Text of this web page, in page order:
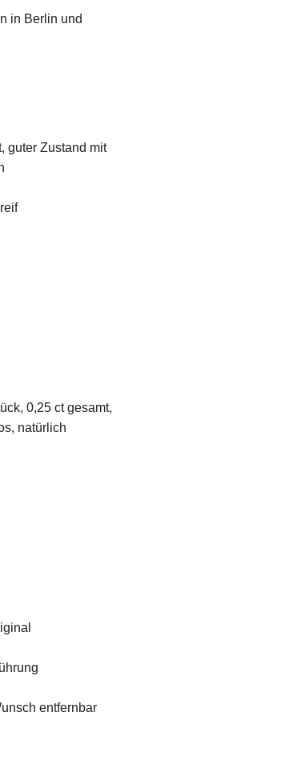
in Berlin und
guter Zustand mit
0,25 ct gesamt,
natürlich
entfernbar